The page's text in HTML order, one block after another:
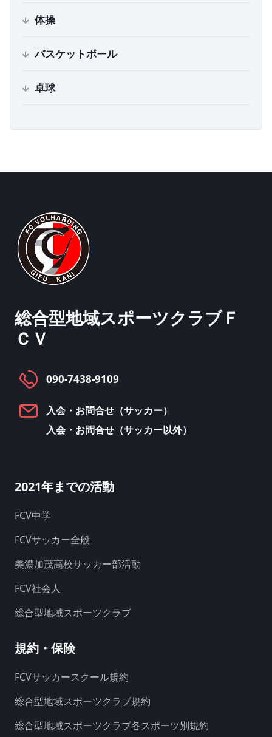
体操
バスケットボール
卓球
総合型地域スポーツクラブＦ
ＣＶ
090-7438-9109
入会・お問合せ（サッカー）
入会・お問合せ（サッカー以外）
2021年までの活動
FCV中学
FCVサッカー全般
美濃加茂高校サッカー部活動
FCV社会人
総合型地域スポーツクラブ
規約・保険
FCVサッカースクール規約
総合型地域スポーツクラブ規約
総合型地域スポーツクラブ各スポーツ別規約